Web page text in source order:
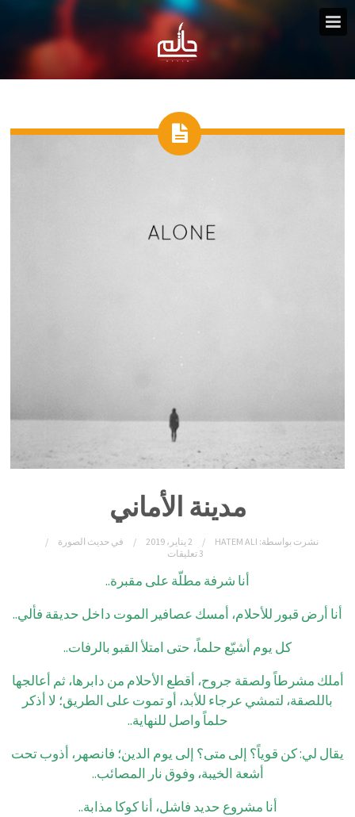
مدينة الأماني
نشرت بواسطة: HATEM ALI 2 يناير، 2019 فيحديث الصورة
3 تعليقات
أنا شرفة مطلّة على مقبرة..
أنا أرض قبور للأحلام، أمسك عصافير الموت داخل حديقة فألي..
كل يوم أشيّع حلماً، حتى امتلأ القبو بالرفات..
أملك مشرطاً ولصقة جروح، أقطع الأحلام من دابرها، ثم أعالجها
باللصقة، لتمشي عرجاء للأبد، أو تموت على الطريق؛ لا أذكر
حلماً واصل للنهاية..
يقال لي: كن قوياً؟ إلى متى؟ إلى يوم الدين؛ فانصهر، أذوب تحت
أشعة الخيبة، وفوق نار المصائب..
أنا مشروع حديد فاشل، أنا كوكا مذابة..